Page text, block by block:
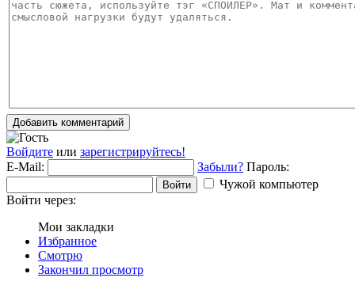
Добавить комментарий
Войдите или зарегистрируйтесь!
E-Mail:
Забыли? Пароль:
Войти
Чужой компьютер
Войти через:
Мои закладки
Избранное
Смотрю
Закончил просмотр